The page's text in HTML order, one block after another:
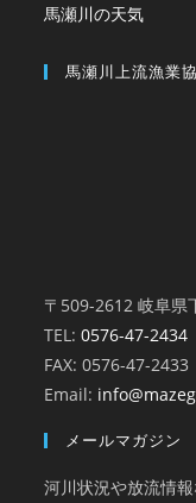
馬瀬川の天気
馬瀬川上流漁業
〒509-2612 岐阜県
TEL:0576-47-2434
FAX: 0576-47-2433
Email:
メールマガジン
河川状況や放流情